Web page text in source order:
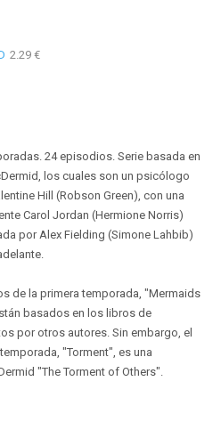
2.29 €
24 episodios. Serie basada en
los cuales son un psicólogo
Hill (Robson Green), con una
Carol Jordan (Hermione Norris)
por Alex Fielding (Simone Lahbib)
de la primera temporada, "Mermaids
basados en los libros de
por otros autores. Sin embargo, el
"Torment", es una
"The Torment of Others".